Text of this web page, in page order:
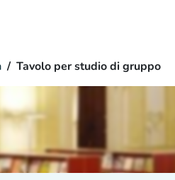
Tavolo per studio di gruppo